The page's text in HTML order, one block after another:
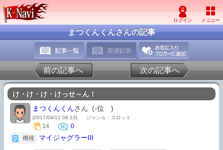
まつくんくんさんの記事
前の記事へ 次の記事へ
け・け・け・けっせ～ん！
まつくんくんさん (-位 )
(2017/04/12 08:13) ジャンル：スロット
14
0
機種
マイジャグラーIII